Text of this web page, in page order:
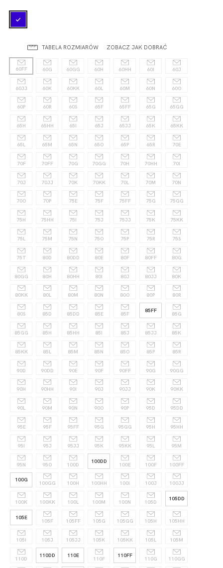
TABELA ROZMIARÓW ZOBACZ JAK DOBRAĆ
60FF 60G 60GG 60H 60HH 60I 60J
60JJ 60K 60KK 60L 60M 60N 60O
60P 60R 60S 65F 65FF 65G 65GG
65H 65HH 65I 65J 65JJ 65K 65KK
65L 65M 65N 65O 65P 65R 70E
70F 70FF 70G 70GG 70H 70HH 70I
70J 70JJ 70K 70KK 70L 70M 70N
70O 70P 75E 75F 75FF 75G 75GG
75H 75HH 75I 75J 75JJ 75K 75KK
75L 75M 75N 75O 75P 75R 75S
75T 80D 80DD 80E 80F 80FF 80G
80GG 80H 80HH 80I 80J 80JJ 80K
80KK 80L 80M 80N 80O 80P 80R
80S 85D 85DD 85E 85F
85FF
85G
85GG 85H 85HH 85I 85J 85JJ 85K
85KK 85L 85M 85N 85O 85P 85R
90D 90DD 90E 90F 90FF 90G 90GG
90H 90HH 90I 90J 90JJ 90K 90KK
90L 90M 90N 90O 90P 95D 95DD
95E 95F 95FF 95G 95GG 95H 95HH
95I 95J 95JJ 95K 95KK 95L 95M
95N 95O 100D
100DD
100E 100F 100FF
100G
100GG 100H 100HH 100I 100J 100JJ
100K 100KK 100L 100M 100N 105D
105DD
105E
105F 105FF 105G 105GG 105H 105HH
105I 105J 105JJ 105K 105KK 105L 105M
110D
110DD 110E
110F
110FF
110G 110GG